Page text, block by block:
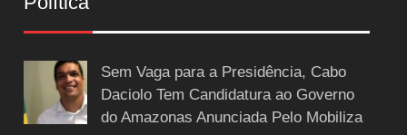
Sem Vaga para a Presidência, Cabo
Daciolo Tem Candidatura ao Governo
do Amazonas Anunciada Pelo Mobiliza